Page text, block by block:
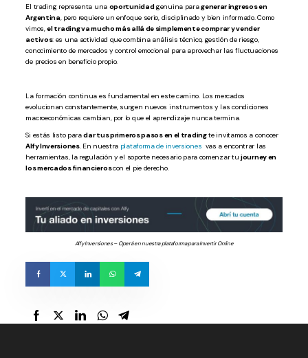
El trading representa una oportunidadgenuina paragenerar ingresos en
Argentina , pero requiere un enfoque serio, disciplinado y bien informado. Como
vimos,el trading va mucho más allá de simplemente comprar y vender
activos: es una actividad que combina análisis técnico, gestión de riesgo,
conocimiento de mercados y control emocional para aprovechar las fluctuaciones
de precios en beneficio propio.
La formación continua es fundamental en este camino. Los mercados
evolucionan constantemente, surgen nuevos instrumentos y las condiciones
macroeconómicas cambian, por lo que el aprendizaje nunca termina.
Si estás listo paradar tus primeros pasos en el tradingte invitamos a conocer
Alfy Inversiones. En nuestra plataforma de inversiones vas a encontrar las
herramientas, la regulación y el soporte necesario para comenzar tujourney en
los mercados financieroscon el pie derecho.
Alfy Inversiones – Operá en nuestra plataforma para Invertir Online